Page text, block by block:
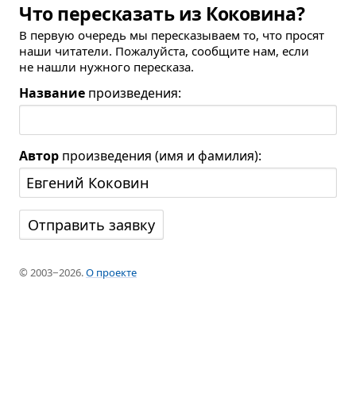
Что пересказать из Коковина?
В первую очередь мы пересказываем то, что просят
наши читатели. Пожалуйста, сообщите нам, если
не нашли нужного пересказа.
Название произведения:
Автор произведения (имя и фамилия):
© 2003−2026.О проекте